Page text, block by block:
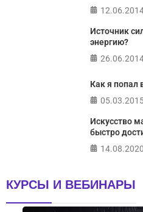
Источник
энергию?
Как я попал
Искусство
быстро
14.08.2020
КУРСЫ И ВЕБИНАРЫ